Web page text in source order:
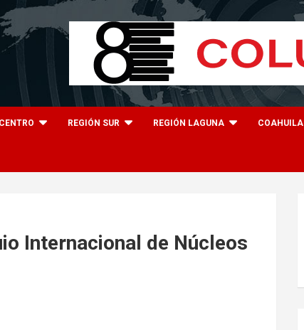
REGIÓN SUR REGIÓN LAGUNA COAHUILA
Internacional de Núcleos